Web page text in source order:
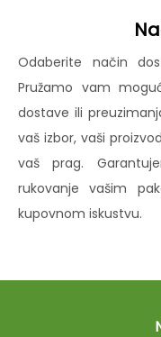
Odaberite način
Pružamo vam
dostave ili
vaš izbor, vaši
vaš prag.
rukovanje vašim
kupovnom iskustvu.